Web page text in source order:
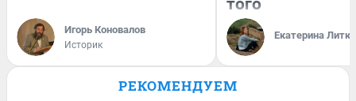
Игорь Коновалов
Историк
Екатерина
РЕКОМЕНДУЕМ